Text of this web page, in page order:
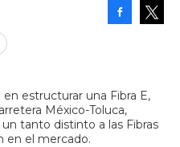
estructurar una Fibra E,
México-Toluca,
tanto distinto a las Fibras
en el mercado.